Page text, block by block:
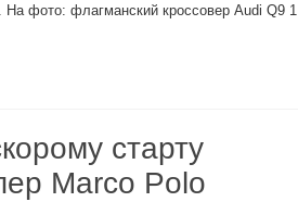
На фото: флагманский кроссовер Audi Q9 1
старту
Marco Polo